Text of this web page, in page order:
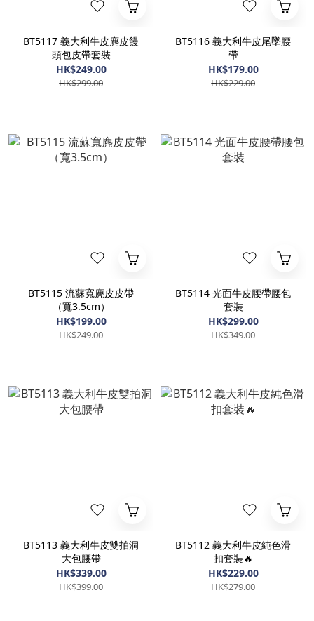
BT5117 義大利牛皮麂皮饅
頭包皮帶套裝
HK$249.00
HK$299.00
BT5116 義大利牛皮尾墜腰
帶
HK$179.00
HK$229.00
BT5115 流蘇寬麂皮皮帶
（寬3.5cm）
HK$199.00
HK$249.00
BT5114 光面牛皮腰帶腰包
套裝
HK$299.00
HK$349.00
BT5113 義大利牛皮雙拍洞
大包腰帶
HK$339.00
HK$399.00
BT5112 義大利牛皮純色滑
扣套裝🔥
HK$229.00
HK$279.00